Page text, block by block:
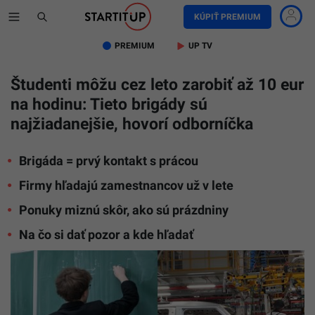
KÚPIŤ PREMIUM
PREMIUM UP TV
Študenti môžu cez leto zarobiť až 10 eur
na hodinu: Tieto brigády sú
najžiadanejšie, hovorí odborníčka
Brigáda = prvý kontakt s prácou
Firmy hľadajú zamestnancov už v lete
Ponuky miznú skôr, ako sú prázdniny
Na čo si dať pozor a kde hľadať